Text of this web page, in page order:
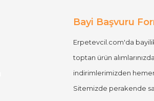
Bayi Başvuru
Erpetevcil.com'da
toptan ürün
indirimlerimizden
Sitemizde perakende